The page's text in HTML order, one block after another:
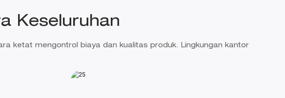
Keseluruhan
ketat mengontrol biaya dan kualitas produk. Lingkungan kantor